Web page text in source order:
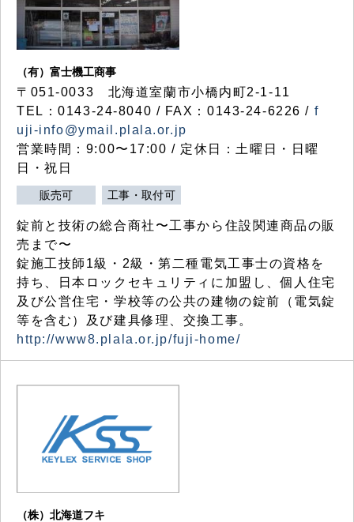
（有）富士機工商事
〒051-0033 北海道室蘭市小橋内町2-1-11
TEL：0143-24-8040 / FAX：0143-24-6226 / f
uji-info@ymail.plala.or.jp
営業時間：9:00〜17:00 / 定休日：土曜日・日曜
日・祝日
販売可 工事・取付可
錠前と技術の総合商社〜工事から住設関連商品の販
売まで〜
錠施工技師1級・2級・第二種電気工事士の資格を
持ち、日本ロックセキュリティに加盟し、個人住宅
及び公営住宅・学校等の公共の建物の錠前（電気錠
等を含む）及び建具修理、交換工事。
http://www8.plala.or.jp/fuji-home/
（株）北海道フキ